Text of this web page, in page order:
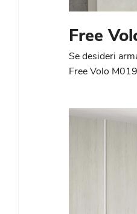
Free
Se desideri
Free Volo